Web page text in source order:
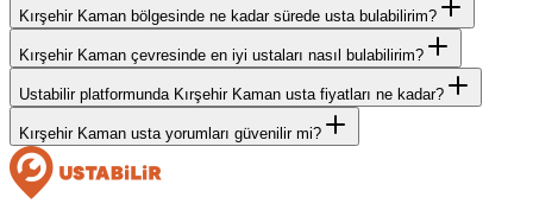
Kırşehir Kaman bölgesinde ne kadar sürede usta bulabilirim?
Kırşehir Kaman çevresinde en iyi ustaları nasıl bulabilirim?
Ustabilir platformunda Kırşehir Kaman usta fiyatları ne kadar?
Kırşehir Kaman usta yorumları güvenilir mi?